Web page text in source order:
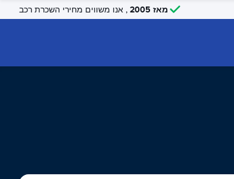
מאז 2005 , אנו משווים מחירי השכרת רכב